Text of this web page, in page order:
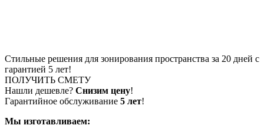
Стильные решения для зонирования пространства за 20 дней с
гарантией 5 лет!
ПОЛУЧИТЬ СМЕТУ
Нашли дешевле? Снизим цену!
Гарантийное обслуживание 5 лет!
Мы изготавливаем: